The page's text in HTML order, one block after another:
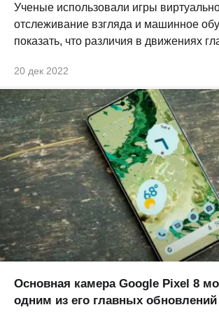
Ученые использовали игры
отслеживание взгляда и машинное
показать, что различия в движениях
20 дек 2022
Основная камера Google Pixel 8
одним из его главных обновлений